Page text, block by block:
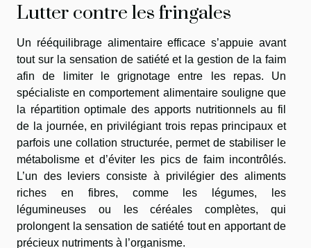
Lutter contre les fringales
Un rééquilibrage alimentaire efficace s’appuie avant
tout sur la sensation de satiété et la gestion de la faim
afin de limiter le grignotage entre les repas. Un
spécialiste en comportement alimentaire souligne que
la répartition optimale des apports nutritionnels au fil
de la journée, en privilégiant trois repas principaux et
parfois une collation structurée, permet de stabiliser le
métabolisme et d’éviter les pics de faim incontrôlés.
L’un des leviers consiste à privilégier des aliments
riches en fibres, comme les légumes, les
légumineuses ou les céréales complètes, qui
prolongent la sensation de satiété tout en apportant de
précieux nutriments à l’organisme.